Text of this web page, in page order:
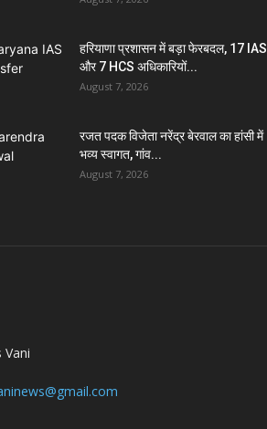
हरियाणा प्रशासन में बड़ा फेरबदल, 17 IAS
और 7 HCS अधिकारियों...
August 7, 2026
रजत पदक विजेता नरेंद्र बेरवाल का हांसी में
भव्य स्वागत, गांव...
August 7, 2026